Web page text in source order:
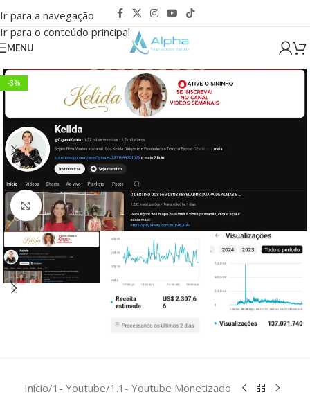
Ir para a navegação
Ir para o conteúdo principal
MENU
-3%
Clique para ampliar
Início/1- Youtube/1.1- Youtube Monetizado